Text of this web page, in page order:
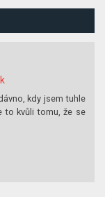
kdy jsem tuhle
to kvůli tomu, že se